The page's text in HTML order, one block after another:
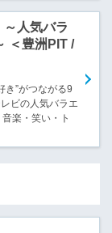
人気バラ
＜豊洲PIT /
き”がつながる9
ビの人気バラエ
楽・笑い・ト